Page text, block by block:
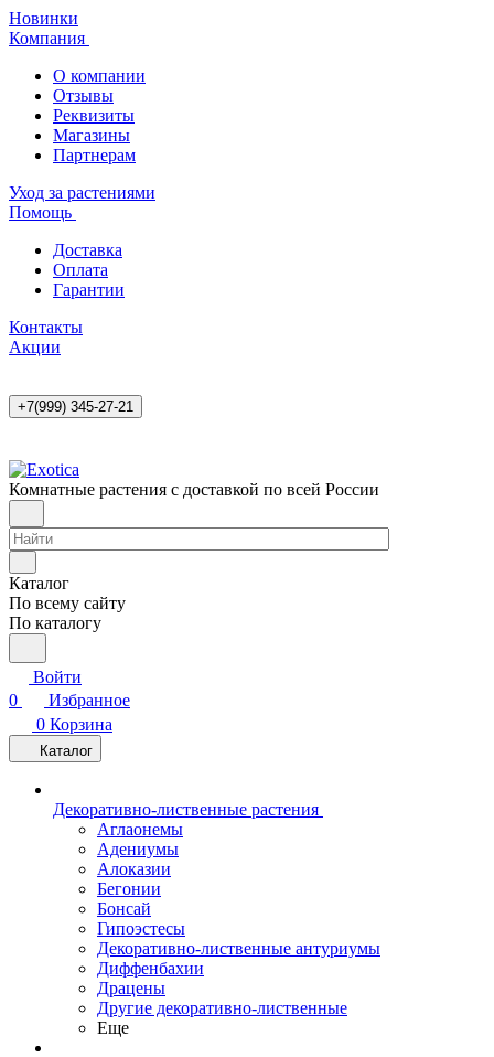
Новинки
Компания
О компании
Отзывы
Реквизиты
Магазины
Партнерам
Уход за растениями
Помощь
Доставка
Оплата
Гарантии
Контакты
Акции
+7(999) 345-27-21
Комнатные растения с доставкой по всей России
Каталог
По всему сайту
По каталогу
Войти
0
Избранное
0 Корзина
Каталог
Декоративно-лиственные растения
Аглаонемы
Адениумы
Алоказии
Бегонии
Бонсай
Гипоэстесы
Декоративно-лиственные антуриумы
Диффенбахии
Драцены
Другие декоративно-лиственные
Еще